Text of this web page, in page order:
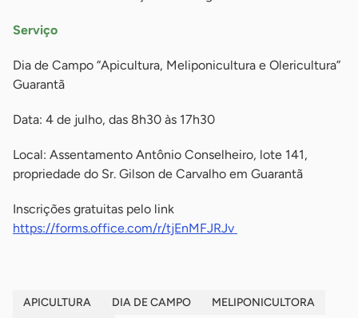
Serviço
Dia de Campo “Apicultura, Meliponicultura e Olericultura”
Guarantã
Data: 4 de julho, das 8h30 às 17h30
Local: Assentamento Antônio Conselheiro, lote 141,
propriedade do Sr. Gilson de Carvalho em Guarantã
Inscrições gratuitas pelo link
https://forms.office.com/r/tjEnMFJRJv
APICULTURA DIA DE CAMPO
MELIPONICULTORA